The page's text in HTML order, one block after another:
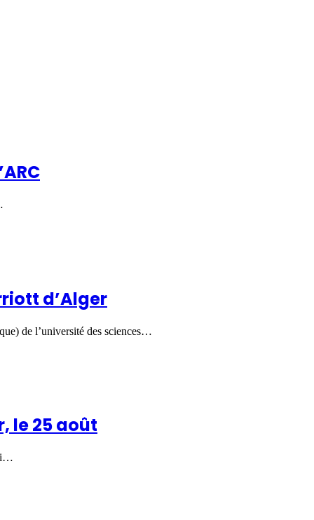
d’Alger
de l’université des sciences…
le 25 août